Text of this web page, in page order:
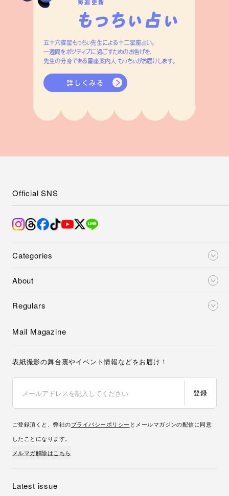
毎週更新
五十六謀星もっちぃ先生による十二星座占い。
一週間をポジティブに過ごすためのお告げを、
先生の分身である星座案内人・もっちぃがお届けします。
詳しくみる
Categories
About
Regulars
Official SNS
Mail Magazine
表紙撮影の舞台裏やイベント情報などをお届け！
登録
ご登録頂くと、弊社のプライバシーポリシー とメールマガジンの配信に同意
したことになります。
メルマガ解除はこちら
Latest issue